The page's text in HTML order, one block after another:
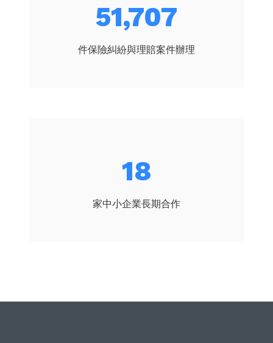
55,300
件保險糾紛與理賠案件辦理
20
家中小企業長期合作